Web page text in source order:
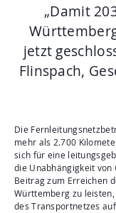
Newsletter
Kontakt
Suche
„Damit
jetzt
Flinspach,
Die
mehr als 2.700
sich für eine
die Unabhängigkeit von
Beitrag zum Erreichen
Württemberg zu
des Transportnetzes